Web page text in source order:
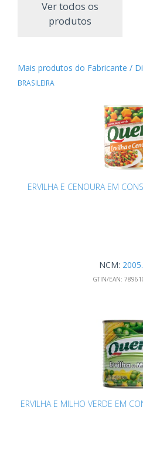
Ver todos os
produtos
Mais produtos do Fabricante /
BRASILEIRA
ERVILHA E CENOURA EM
NCM:
GTIN/EAN:
ERVILHA E MILHO VERDE EM